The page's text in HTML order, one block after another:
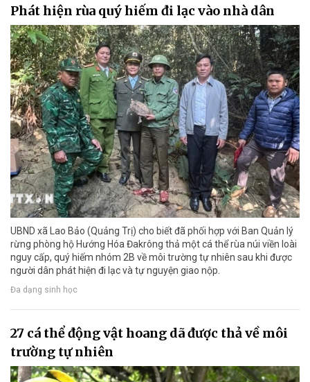
Phát hiện rùa quý hiếm đi lạc vào nhà dân
UBND xã Lao Bảo (Quảng Trị) cho biết đã phối hợp với Ban Quản lý
rừng phòng hộ Hướng Hóa Đakrông thả một cá thể rùa núi viền loài
nguy cấp, quý hiếm nhóm 2B về môi trường tự nhiên sau khi được
người dân phát hiện đi lạc và tự nguyện giao nộp.
Đa dạng sinh học
27 cá thể động vật hoang dã được thả về môi
trường tự nhiên